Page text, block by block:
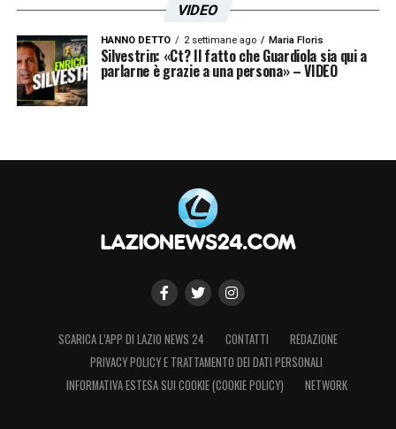
La stessa giocata è quotata 1.04 su
eLottomatica.
LA PLAYLIST DELLE NOSTRE TOP NEWS
VIDEO
HANNO DETTO 2 settimane ago Maria Floris
Silvestrin: «Ct? Il fatto che Guardiola sia qui a
parlarne è grazie a una persona» – VIDEO
SCARICA L’APP DI LAZIO NEWS 24 CONTATTI
REDAZIONE
PRIVACY POLICY E TRATTAMENTO DEI DATI PERSONALI
INFORMATIVA ESTESA SUI COOKIE (COOKIE POLICY)
NETWORK